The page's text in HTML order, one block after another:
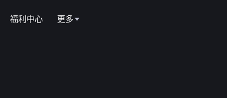
福利中心 更多